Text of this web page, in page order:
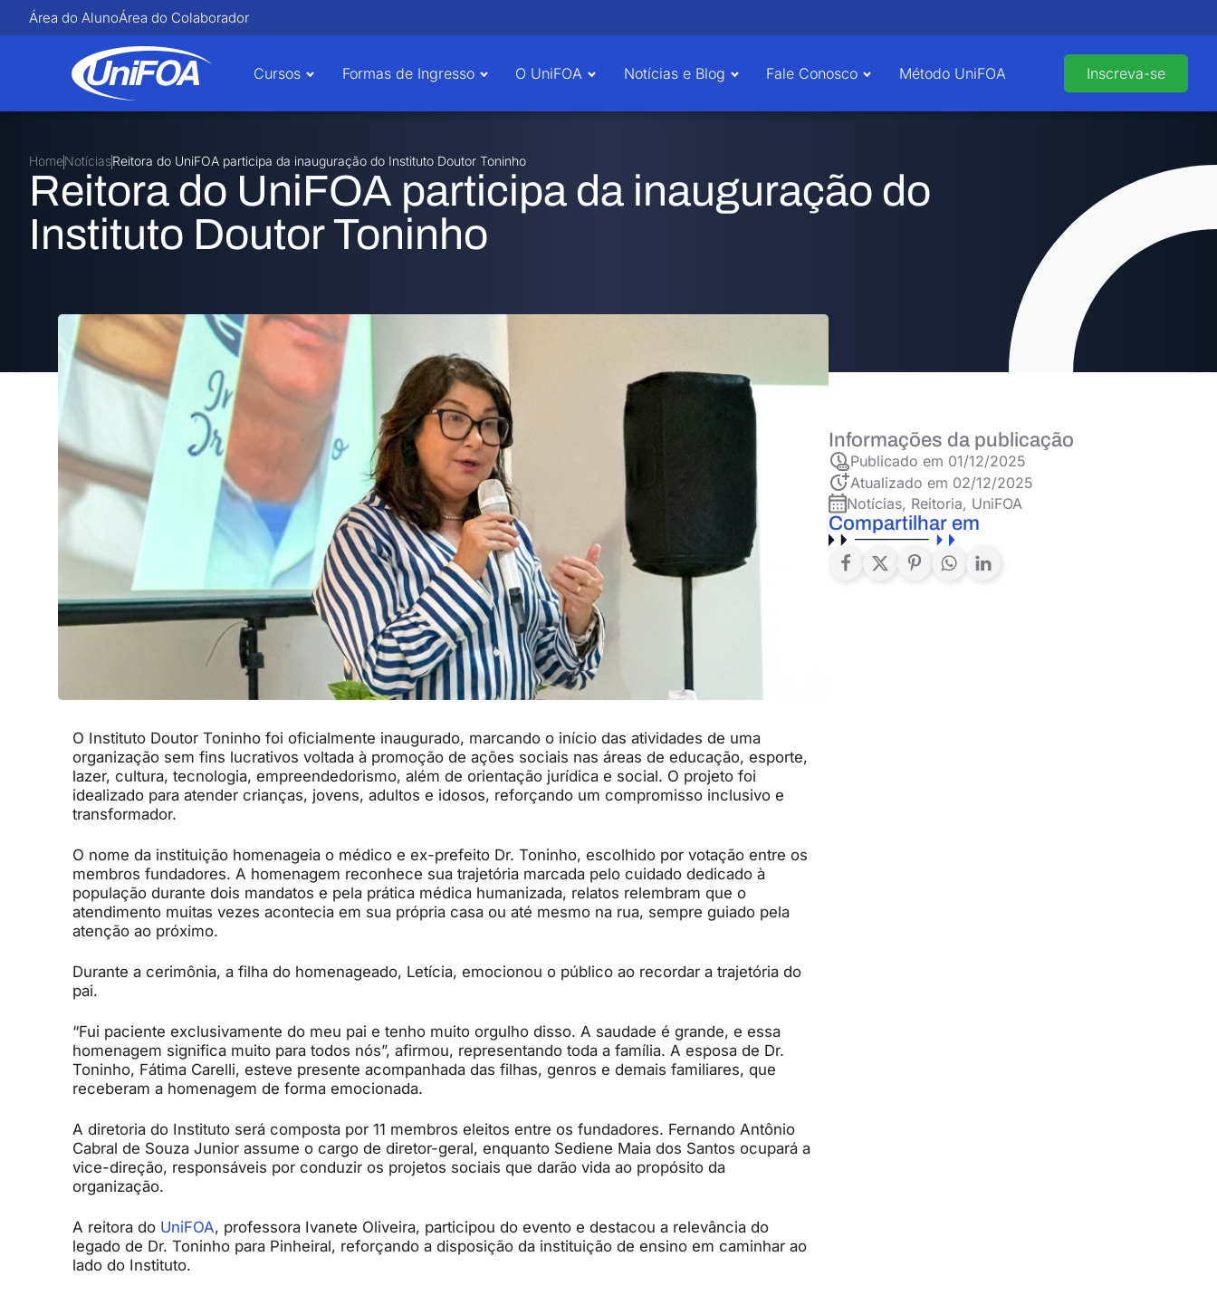
Área do AlunoÁrea do Colaborador
Cursos Formas de Ingresso O UniFOA Notícias e Blog Fale Conosco Método UniFOA Inscreva-se
HomeNotíciasReitora do UniFOA participa da inauguração do Instituto Doutor Toninho
Reitora do UniFOA participa da inauguração do
Instituto Doutor Toninho
O Instituto Doutor Toninho foi oficialmente inaugurado, marcando o início das atividades de uma
organização sem fins lucrativos voltada à promoção de ações sociais nas áreas de educação, esporte,
lazer, cultura, tecnologia, empreendedorismo, além de orientação jurídica e social. O projeto foi
idealizado para atender crianças, jovens, adultos e idosos, reforçando um compromisso inclusivo e
transformador.
O nome da instituição homenageia o médico e ex-prefeito Dr. Toninho, escolhido por votação entre os
membros fundadores. A homenagem reconhece sua trajetória marcada pelo cuidado dedicado à
população durante dois mandatos e pela prática médica humanizada, relatos relembram que o
atendimento muitas vezes acontecia em sua própria casa ou até mesmo na rua, sempre guiado pela
atenção ao próximo.
Durante a cerimônia, a filha do homenageado, Letícia, emocionou o público ao recordar a trajetória do
pai.
“Fui paciente exclusivamente do meu pai e tenho muito orgulho disso. A saudade é grande, e essa
homenagem significa muito para todos nós”, afirmou, representando toda a família. A esposa de Dr.
Toninho, Fátima Carelli, esteve presente acompanhada das filhas, genros e demais familiares, que
receberam a homenagem de forma emocionada.
A diretoria do Instituto será composta por 11 membros eleitos entre os fundadores. Fernando Antônio
Cabral de Souza Junior assume o cargo de diretor-geral, enquanto Sediene Maia dos Santos ocupará a
vice-direção, responsáveis por conduzir os projetos sociais que darão vida ao propósito da
organização.
A reitora do UniFOA, professora Ivanete Oliveira, participou do evento e destacou a relevância do
legado de Dr. Toninho para Pinheiral, reforçando a disposição da instituição de ensino em caminhar ao
lado do Instituto.
Informações da publicação
Publicado em 01/12/2025
Atualizado em 02/12/2025
Notícias, Reitoria, UniFOA
Compartilhar em